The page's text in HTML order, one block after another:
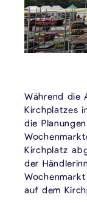
Während die
Kirchplatzes
die
Kirchplatz
der
auf dem